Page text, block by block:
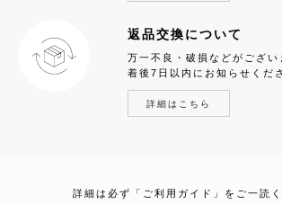
返品交換について
万一不良・破損などがござい
着後7日以内にお知らせくだ
詳細はこちら
詳細は必ず「ご利用ガイド」をご一読く